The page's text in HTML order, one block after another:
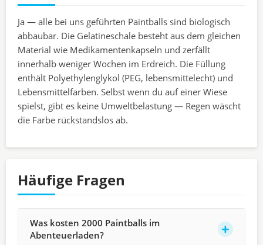
Ja — alle bei uns geführten Paintballs sind biologisch
abbaubar. Die Gelatineschale besteht aus dem gleichen
Material wie Medikamentenkapseln und zerfällt
innerhalb weniger Wochen im Erdreich. Die Füllung
enthält Polyethylenglykol (PEG, lebensmittelecht) und
Lebensmittelfarben. Selbst wenn du auf einer Wiese
spielst, gibt es keine Umweltbelastung — Regen wäscht
die Farbe rückstandslos ab.
Häufige Fragen
Was kosten 2000 Paintballs im
Abenteuerladen?